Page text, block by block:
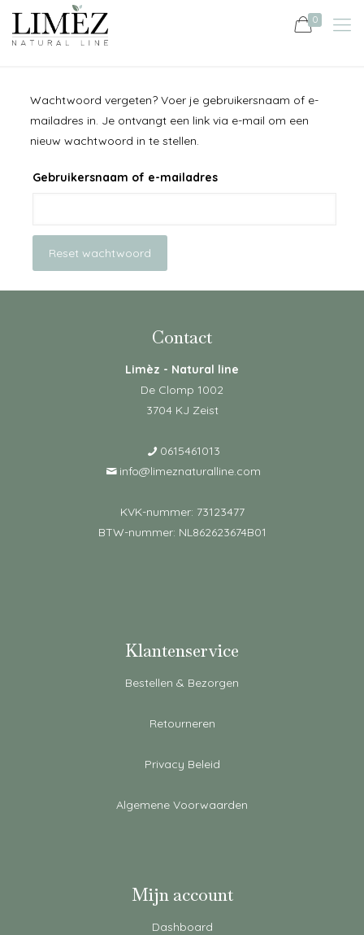
0
Wachtwoord vergeten? Voer je gebruikersnaam of e-
mailadres in. Je ontvangt een link via e-mail om een
nieuw wachtwoord in te stellen.
Gebruikersnaam of e-mailadres
Reset wachtwoord
Contact
Limèz - Natural line
De Clomp 1002
3704 KJ Zeist
0615461013
info@limeznaturalline.com
KVK-nummer: 73123477
BTW-nummer: NL862623674B01
Klantenservice
Bestellen & Bezorgen
Retourneren
Privacy Beleid
Algemene Voorwaarden
Mijn account
Dashboard